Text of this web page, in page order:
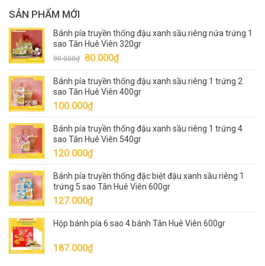
SẢN PHẨM MỚI
Bánh pía truyền thống đậu xanh sầu riêng nửa trứng 1
sao Tân Huê Viên 320gr
90.000₫
Giá
là:
90.000₫.
80.000₫Giá
tại
là:
Bánh pía truyền thống đậu xanh sầu riêng 1 trứng 2
sao Tân Huê Viên 400gr
100.000₫
Bánh pía truyền thống đậu xanh sầu riêng 1 trứng 4
sao Tân Huê Viên 540gr
120.000₫
Bánh pía truyền thống đặc biệt đậu xanh sầu riêng 1
trứng 5 sao Tân Huê Viên 600gr
127.000₫
Hộp bánh pía 6 sao 4 bánh Tân Huê Viên 600gr
187.000₫